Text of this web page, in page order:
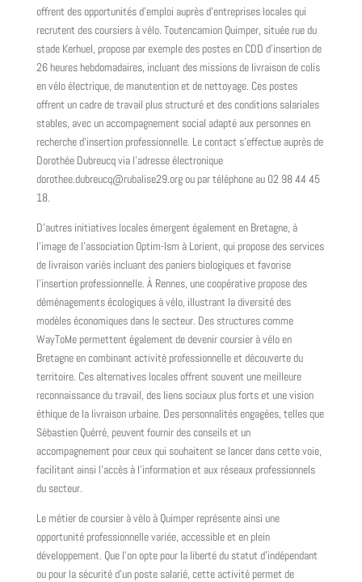
offrent des opportunités d'emploi auprès d'entreprises locales qui
recrutent des coursiers à vélo. Toutencamion Quimper, située rue du
stade Kerhuel, propose par exemple des postes en CDD d'insertion de
26 heures hebdomadaires, incluant des missions de livraison de colis
en vélo électrique, de manutention et de nettoyage. Ces postes
offrent un cadre de travail plus structuré et des conditions salariales
stables, avec un accompagnement social adapté aux personnes en
recherche d'insertion professionnelle. Le contact s'effectue auprès de
Dorothée Dubreucq via l'adresse électronique
dorothee.dubreucq@rubalise29.orgou par téléphone au 02 98 44 45
18.
D'autres initiatives locales émergent également en Bretagne, à
l'image de l'association Optim-Ism à Lorient, qui propose des services
de livraison variés incluant des paniers biologiques et favorise
l'insertion professionnelle. À Rennes, une coopérative propose des
déménagements écologiques à vélo, illustrant la diversité des
modèles économiques dans le secteur. Des structures comme
WayToMe permettent également de devenir coursier à vélo en
Bretagne en combinant activité professionnelle et découverte du
territoire. Ces alternatives locales offrent souvent une meilleure
reconnaissance du travail, des liens sociaux plus forts et une vision
éthique de la livraison urbaine. Des personnalités engagées, telles que
Sébastien Quérré, peuvent fournir des conseils et un
accompagnement pour ceux qui souhaitent se lancer dans cette voie,
facilitant ainsi l'accès à l'information et aux réseaux professionnels
du secteur.
Le métier de coursier à vélo à Quimper représente ainsi une
opportunité professionnelle variée, accessible et en plein
développement. Que l'on opte pour la liberté du statut d'indépendant
ou pour la sécurité d'un poste salarié, cette activité permet de